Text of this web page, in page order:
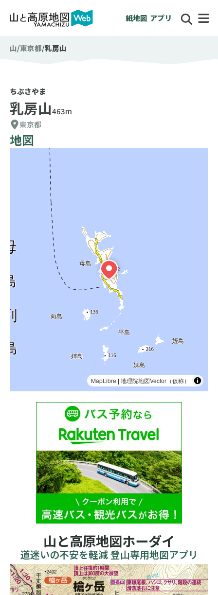
紙地図 アプリ
山 東京都 乳房山
ちぶさやま
乳房山463m
東京都
地図
MapLibre |地理院地図Vector（仮称）
山と高原地図ホーダイ
道迷いの不安を軽減 登山専用地図アプリ